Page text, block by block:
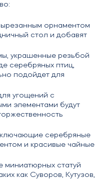
орнаментом
стол и добавят
украшенные резьбой
серебряных птиц,
подойдет для
угощений с
элементами будут
серебряные
и красивые чайные
миниатюрных статуй
как Суворов, Кутузов,